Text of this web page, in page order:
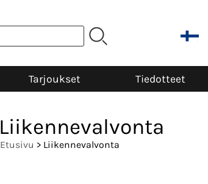
Tarjoukset Tiedotteet
Liikennevalvonta
Etusivu > Liikennevalvonta